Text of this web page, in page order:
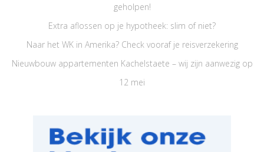
geholpen!
Extra aflossen op je hypotheek: slim of niet?
Naar het WK in Amerika? Check vooraf je reisverzekering
Nieuwbouw appartementen Kachelstaete – wij zijn aanwezig op
12 mei